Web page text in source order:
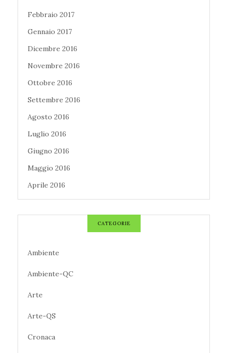
Febbraio 2017
Gennaio 2017
Dicembre 2016
Novembre 2016
Ottobre 2016
Settembre 2016
Agosto 2016
Luglio 2016
Giugno 2016
Maggio 2016
Aprile 2016
CATEGORIE
Ambiente
Ambiente-QC
Arte
Arte-QS
Cronaca